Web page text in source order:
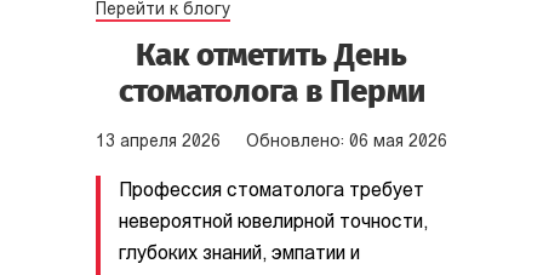
Перейти к блогу
Как отметить День
стоматолога в Перми
13 апреля 2026 Обновлено: 06 мая 2026
Профессия стоматолога требует
невероятной ювелирной точности,
глубоких знаний, эмпатии и